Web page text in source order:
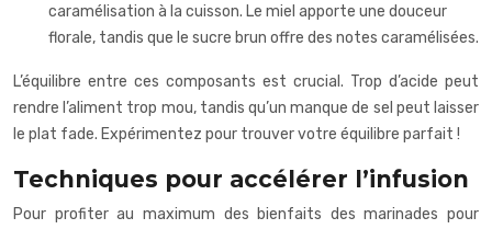
caramélisation à la cuisson. Le miel apporte une douceur
florale, tandis que le sucre brun offre des notes caramélisées.
L’équilibre entre ces composants est crucial. Trop d’acide peut
rendre l’aliment trop mou, tandis qu’un manque de sel peut laisser
le plat fade. Expérimentez pour trouver votre équilibre parfait !
Techniques pour accélérer l’infusion
Pour profiter au maximum des bienfaits desmarinades pour